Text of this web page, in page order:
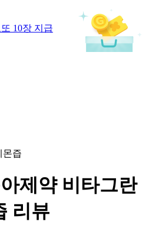
10장 지급
몬즙
제약 비타그란
리뷰